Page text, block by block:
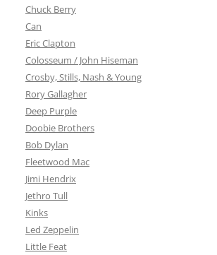
Chuck Berry
Can
Eric Clapton
Colosseum / John Hiseman
Crosby, Stills, Nash & Young
Rory Gallagher
Deep Purple
Doobie Brothers
Bob Dylan
Fleetwood Mac
Jimi Hendrix
Jethro Tull
Kinks
Led Zeppelin
Little Feat